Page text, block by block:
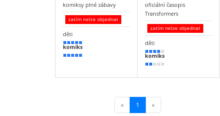
komiksy plné zábavy
zatím nelze objednat
děti
100 %
komiks
90 %
oficiální časopis
Transformers
zatím nelze objednat
děti
80 %
komiks
40 %
« 1 (current)
»